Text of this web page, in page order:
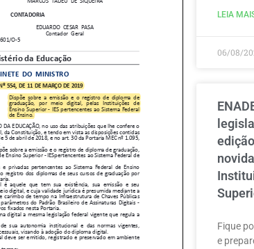
LEIA
06/08/
Fique
e